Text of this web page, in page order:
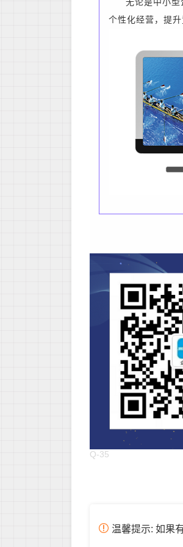
无论是中小
个性化经营，提
Q-35
温馨提示: 如果